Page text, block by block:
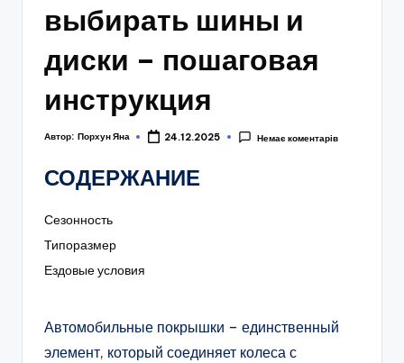
выбирать шины и
диски – пошаговая
инструкция
Автор: Порхун Яна 24.12.2025 Немає коментарів
СОДЕРЖАНИЕ
Сезонность
Типоразмер
Ездовые условия
Автомобильные покрышки – единственный
элемент, который соединяет колеса с